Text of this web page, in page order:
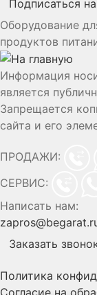
Подписаться
Оборудование
продуктов
Информация
является
Запрещается
сайта и его
ПРОДАЖИ:
СЕРВИС:
Написать нам:
Заказать
Политика